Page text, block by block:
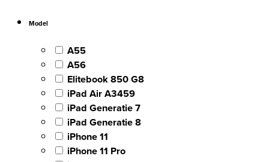
Model
A55
A56
Elitebook 850 G8
iPad Air A3459
iPad Generatie 7
iPad Generatie 8
iPhone 11
iPhone 11 Pro